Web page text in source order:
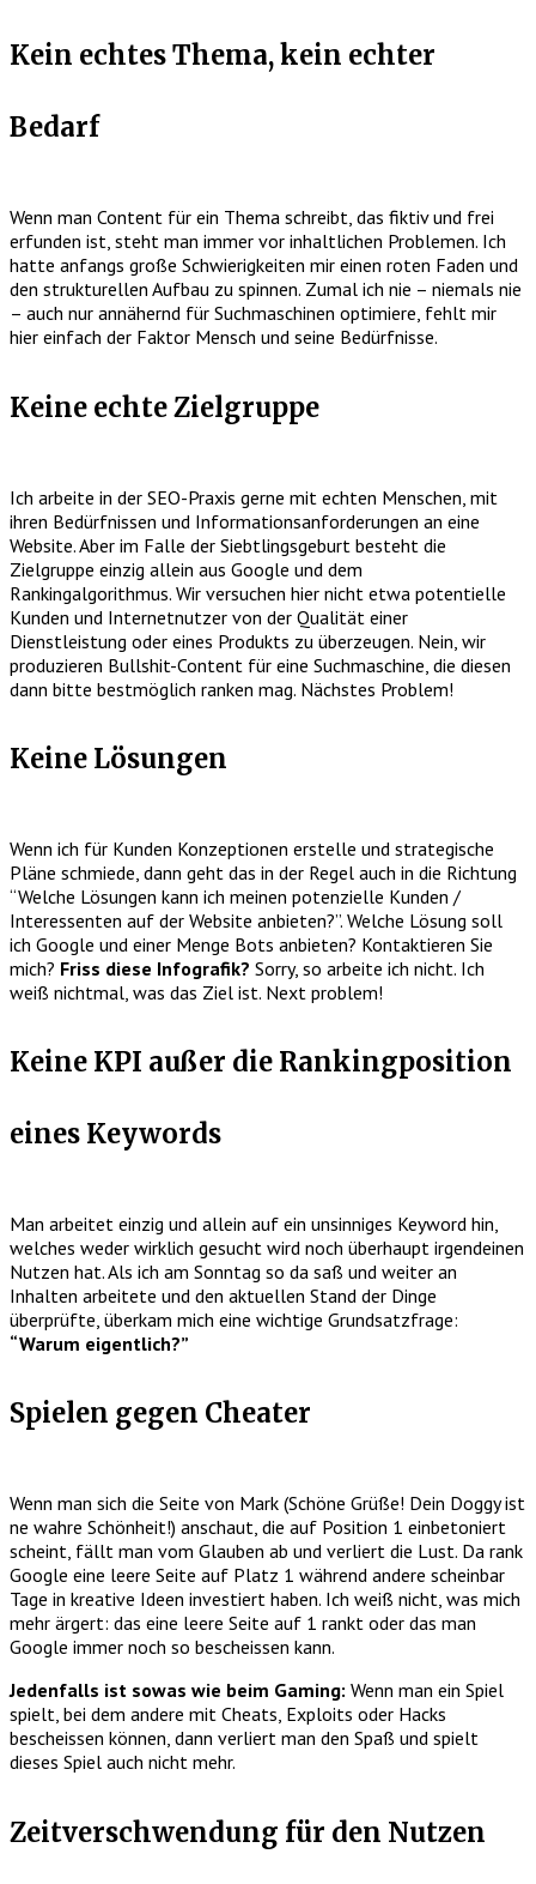
Kein echtes Thema, kein echter
Bedarf
Wenn man Content für ein Thema schreibt, das fiktiv und frei
erfunden ist, steht man immer vor inhaltlichen Problemen. Ich
hatte anfangs große Schwierigkeiten mir einen roten Faden und
den strukturellen Aufbau zu spinnen. Zumal ich nie – niemals nie
– auch nur annähernd für Suchmaschinen optimiere, fehlt mir
hier einfach der Faktor Mensch und seine Bedürfnisse.
Keine echte Zielgruppe
Ich arbeite in der SEO-Praxis gerne mit echten Menschen, mit
ihren Bedürfnissen und Informationsanforderungen an eine
Website. Aber im Falle der Siebtlingsgeburt besteht die
Zielgruppe einzig allein aus Google und dem
Rankingalgorithmus. Wir versuchen hier nicht etwa potentielle
Kunden und Internetnutzer von der Qualität einer
Dienstleistung oder eines Produkts zu überzeugen. Nein, wir
produzieren Bullshit-Content für eine Suchmaschine, die diesen
dann bitte bestmöglich ranken mag. Nächstes Problem!
Keine Lösungen
Wenn ich für Kunden Konzeptionen erstelle und strategische
Pläne schmiede, dann geht das in der Regel auch in die Richtung
“Welche Lösungen kann ich meinen potenzielle Kunden /
Interessenten auf der Website anbieten?”. Welche Lösung soll
ich Google und einer Menge Bots anbieten? Kontaktieren Sie
mich? Friss diese Infografik? Sorry, so arbeite ich nicht. Ich
weiß nichtmal, was das Ziel ist. Next problem!
Keine KPI außer die Rankingposition
eines Keywords
Man arbeitet einzig und allein auf ein unsinniges Keyword hin,
welches weder wirklich gesucht wird noch überhaupt irgendeinen
Nutzen hat. Als ich am Sonntag so da saß und weiter an
Inhalten arbeitete und den aktuellen Stand der Dinge
überprüfte, überkam mich eine wichtige Grundsatzfrage:
“Warum eigentlich?”
Spielen gegen Cheater
Wenn man sich die Seite von Mark (Schöne Grüße! Dein Doggy ist
ne wahre Schönheit!) anschaut, die auf Position 1 einbetoniert
scheint, fällt man vom Glauben ab und verliert die Lust. Da rank
Google eine leere Seite auf Platz 1 während andere scheinbar
Tage in kreative Ideen investiert haben. Ich weiß nicht, was mich
mehr ärgert: das eine leere Seite auf 1 rankt oder das man
Google immer noch so bescheissen kann.
Jedenfalls ist sowas wie beim Gaming: Wenn man ein Spiel
spielt, bei dem andere mit Cheats, Exploits oder Hacks
bescheissen können, dann verliert man den Spaß und spielt
dieses Spiel auch nicht mehr.
Zeitverschwendung für den Nutzen